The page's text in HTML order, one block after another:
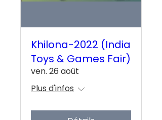
Khilona-2022 (India
Toys & Games Fair)
ven. 26 août
Plus d'infos